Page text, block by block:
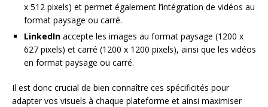
x 512 pixels) et permet également l’intégration de vidéos au
format paysage ou carré.
LinkedIn accepte les images au format paysage (1200 x
627 pixels) et carré (1200 x 1200 pixels), ainsi que les vidéos
en format paysage ou carré.
Il est donc crucial de bien connaître ces spécificités pour
adapter vos visuels à chaque plateforme et ainsi maximiser